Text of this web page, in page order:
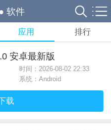
软件
应用 排行
安卓最新版
时间：2026-08-02 22:33
系统：Android
载